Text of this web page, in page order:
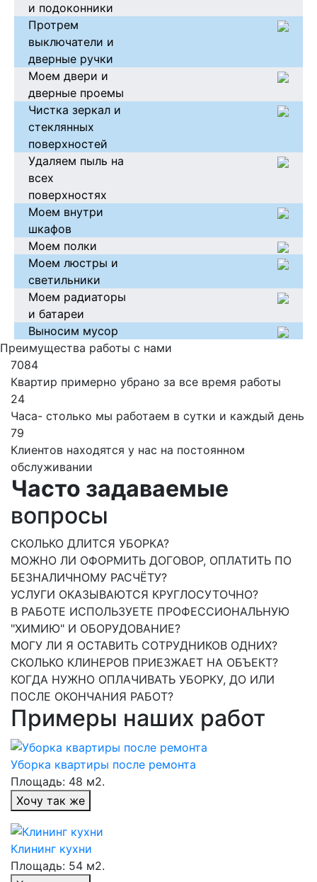
и подоконники
Протрем
выключатели и
дверные ручки
Моем двери и
дверные проемы
Чистка зеркал и
стеклянных
поверхностей
Удаляем пыль на
всех
поверхностях
Моем внутри
шкафов
Моем полки
Моем люстры и
светильники
Моем радиаторы
и батареи
Выносим мусор
Преимущества работы с нами
7084
Квартир примерно убрано за все время работы
24
Часа- столько мы работаем в сутки и каждый день
79
Клиентов находятся у нас на постоянном
обслуживании
Часто задаваемые
вопросы
СКОЛЬКО ДЛИТСЯ УБОРКА?
МОЖНО ЛИ ОФОРМИТЬ ДОГОВОР, ОПЛАТИТЬ ПО
БЕЗНАЛИЧНОМУ РАСЧЁТУ?
УСЛУГИ ОКАЗЫВАЮТСЯ КРУГЛОСУТОЧНО?
В РАБОТЕ ИСПОЛЬЗУЕТЕ ПРОФЕССИОНАЛЬНУЮ
"ХИМИЮ" И ОБОРУДОВАНИЕ?
МОГУ ЛИ Я ОСТАВИТЬ СОТРУДНИКОВ ОДНИХ?
СКОЛЬКО КЛИНЕРОВ ПРИЕЗЖАЕТ НА ОБЪЕКТ?
КОГДА НУЖНО ОПЛАЧИВАТЬ УБОРКУ, ДО ИЛИ
ПОСЛЕ ОКОНЧАНИЯ РАБОТ?
Примеры наших работ
Уборка квартиры после ремонта
Площадь: 48 м2.
Хочу так же
Клининг кухни
Площадь: 54 м2.